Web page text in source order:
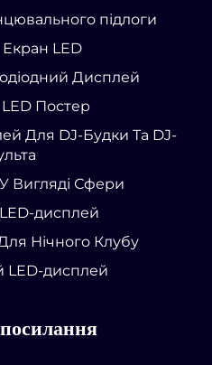
підлоги
LED
Дисплей
Постер
Для DJ-Будки Та DJ-
Вигляді Сфери
дисплей
Нічного Клубу
LED-дисплей